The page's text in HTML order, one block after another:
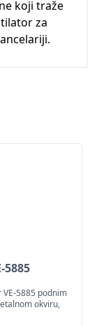
koji traže
za
5885 podnim
okviru,